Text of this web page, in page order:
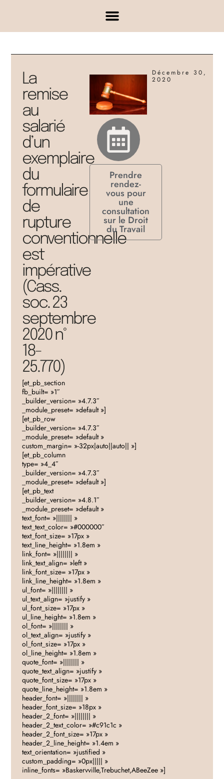
La
remise
au
salarié
d’un
exemplaire
du
formulaire
de
rupture
conventionnelle
est
impérative
(Cass.
soc. 23
septembre
2020 n°
18-
25.770)
[et_pb_section
fb_built= »1″
_builder_version= »4.7.3″
_module_preset= »default »]
[et_pb_row
_builder_version= »4.7.3″
_module_preset= »default »
custom_margin= »-32px|auto||auto|| »]
[et_pb_column
type= »4_4″
_builder_version= »4.7.3″
_module_preset= »default »]
[et_pb_text
_builder_version= »4.8.1″
_module_preset= »default »
text_font= »|||||||| »
text_text_color= »#000000″
text_font_size= »17px »
text_line_height= »1.8em »
link_font= »|||||||| »
link_text_align= »left »
link_font_size= »17px »
link_line_height= »1.8em »
ul_font= »|||||||| »
ul_text_align= »justify »
ul_font_size= »17px »
ul_line_height= »1.8em »
ol_font= »|||||||| »
ol_text_align= »justify »
ol_font_size= »17px »
ol_line_height= »1.8em »
quote_font= »|||||||| »
quote_text_align= »justify »
quote_font_size= »17px »
quote_line_height= »1.8em »
header_font= »|||||||| »
header_font_size= »18px »
header_2_font= »|||||||| »
header_2_text_color= »#c91c1c »
header_2_font_size= »17px »
header_2_line_height= »1.4em »
text_orientation= »justified »
custom_padding= »0px||||| »
inline_fonts= »Baskervville,Trebuchet,ABeeZee »]
Prendre
rendez-
vous pour
une
consultation
sur le Droit
du Travail
Décembre 30,
2020